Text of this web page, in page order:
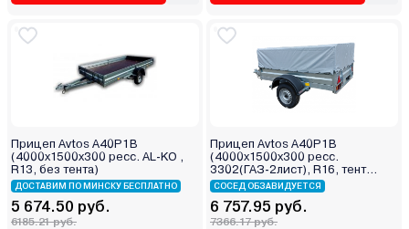
Прицеп Avtos A40P1B
(4000х1500х300 ресс. AL-KO ,
R13, без тента)
ДОСТАВИМ ПО МИНСКУ БЕСПЛАТНО
5 674.50 руб.
6185.21 руб.
Прицеп Avtos A40P1B
(4000х1500х300 ресс.
3302(ГАЗ-2лист), R16, тент
400мм)
СОСЕД ОБЗАВИДУЕТСЯ
6 757.95 руб.
7366.17 руб.